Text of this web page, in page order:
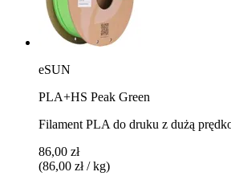
eSUN
PLA+HS Peak Green
Filament PLA do druku z dużą
86,00 zł
(86,00 zł / kg)